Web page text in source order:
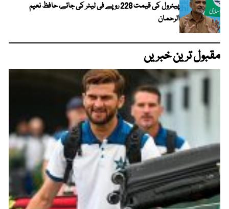
پیٹرول کی قیمت 228 روپے فی لیٹر کی جائے، حافظ نعیم
الرحمان
مقبول ترین خبریں